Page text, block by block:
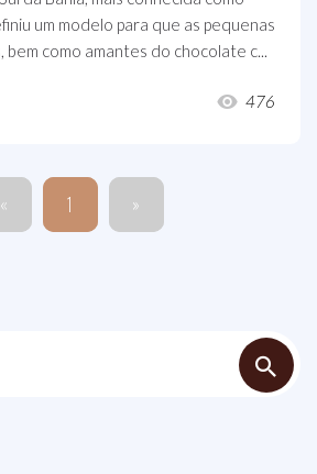
um modelo para que as pequenas
bem como amantes do chocolate c...
476
« 1 »